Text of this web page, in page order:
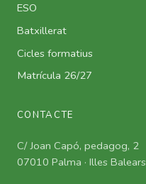
ESO
Batxillerat
Cicles formatius
Matrícula 26/27
CONTACTE
C/ Joan Capó, pedagog, 2
07010 Palma · Illes Balears